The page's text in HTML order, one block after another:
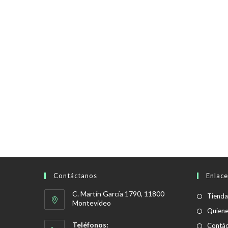
Contáctanos
C. Martín García 1790, 11800
Montevideo
Teléfonos:
Tienda